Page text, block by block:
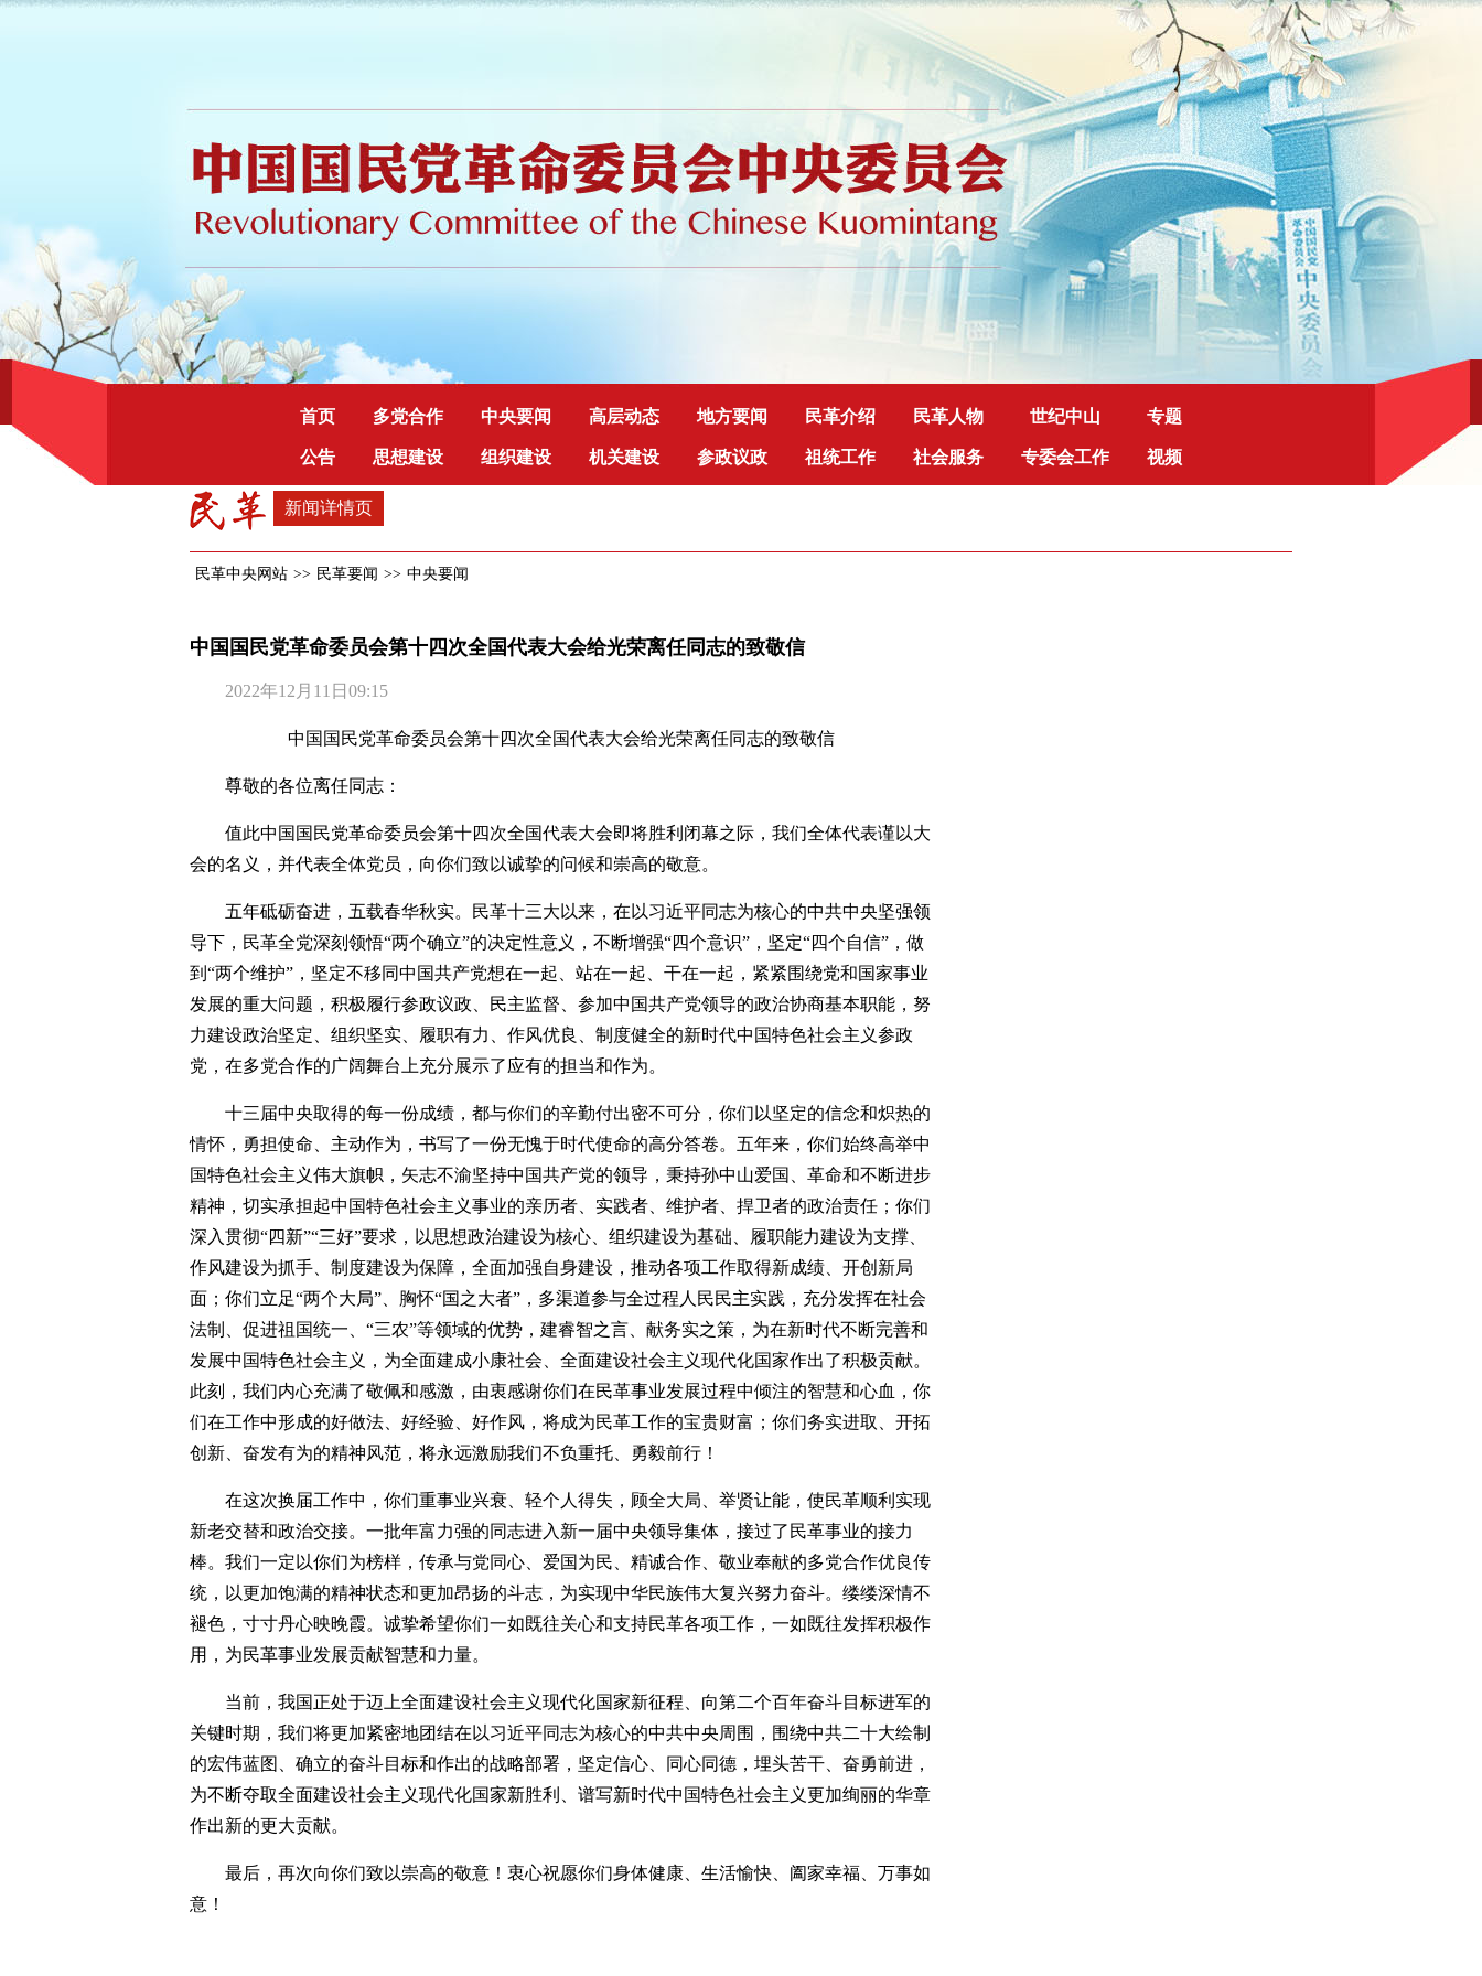
首页 多党合作 中央要闻 高层动态 地方要闻 民革介绍 民革人物 世纪中山 专题
公告 思想建设 组织建设 机关建设 参政议政 祖统工作 社会服务 专委会工作 视频
新闻详情页
民革中央网站 >> 民革要闻 >> 中央要闻
中国国民党革命委员会第十四次全国代表大会给光荣离任同志的致敬信
2022年12月11日09:15
中国国民党革命委员会第十四次全国代表大会给光荣离任同志的致敬信
尊敬的各位离任同志：
值此中国国民党革命委员会第十四次全国代表大会即将胜利闭幕之际，我们全体代表谨以大
会的名义，并代表全体党员，向你们致以诚挚的问候和崇高的敬意。
五年砥砺奋进，五载春华秋实。民革十三大以来，在以习近平同志为核心的中共中央坚强领
导下，民革全党深刻领悟“两个确立”的决定性意义，不断增强“四个意识”，坚定“四个自信”，做
到“两个维护”，坚定不移同中国共产党想在一起、站在一起、干在一起，紧紧围绕党和国家事业
发展的重大问题，积极履行参政议政、民主监督、参加中国共产党领导的政治协商基本职能，努
力建设政治坚定、组织坚实、履职有力、作风优良、制度健全的新时代中国特色社会主义参政
党，在多党合作的广阔舞台上充分展示了应有的担当和作为。
十三届中央取得的每一份成绩，都与你们的辛勤付出密不可分，你们以坚定的信念和炽热的
情怀，勇担使命、主动作为，书写了一份无愧于时代使命的高分答卷。五年来，你们始终高举中
国特色社会主义伟大旗帜，矢志不渝坚持中国共产党的领导，秉持孙中山爱国、革命和不断进步
精神，切实承担起中国特色社会主义事业的亲历者、实践者、维护者、捍卫者的政治责任；你们
深入贯彻“四新”“三好”要求，以思想政治建设为核心、组织建设为基础、履职能力建设为支撑、
作风建设为抓手、制度建设为保障，全面加强自身建设，推动各项工作取得新成绩、开创新局
面；你们立足“两个大局”、胸怀“国之大者”，多渠道参与全过程人民民主实践，充分发挥在社会
法制、促进祖国统一、“三农”等领域的优势，建睿智之言、献务实之策，为在新时代不断完善和
发展中国特色社会主义，为全面建成小康社会、全面建设社会主义现代化国家作出了积极贡献。
此刻，我们内心充满了敬佩和感激，由衷感谢你们在民革事业发展过程中倾注的智慧和心血，你
们在工作中形成的好做法、好经验、好作风，将成为民革工作的宝贵财富；你们务实进取、开拓
创新、奋发有为的精神风范，将永远激励我们不负重托、勇毅前行！
在这次换届工作中，你们重事业兴衰、轻个人得失，顾全大局、举贤让能，使民革顺利实现
新老交替和政治交接。一批年富力强的同志进入新一届中央领导集体，接过了民革事业的接力
棒。我们一定以你们为榜样，传承与党同心、爱国为民、精诚合作、敬业奉献的多党合作优良传
统，以更加饱满的精神状态和更加昂扬的斗志，为实现中华民族伟大复兴努力奋斗。缕缕深情不
褪色，寸寸丹心映晚霞。诚挚希望你们一如既往关心和支持民革各项工作，一如既往发挥积极作
用，为民革事业发展贡献智慧和力量。
当前，我国正处于迈上全面建设社会主义现代化国家新征程、向第二个百年奋斗目标进军的
关键时期，我们将更加紧密地团结在以习近平同志为核心的中共中央周围，围绕中共二十大绘制
的宏伟蓝图、确立的奋斗目标和作出的战略部署，坚定信心、同心同德，埋头苦干、奋勇前进，
为不断夺取全面建设社会主义现代化国家新胜利、谱写新时代中国特色社会主义更加绚丽的华章
作出新的更大贡献。
最后，再次向你们致以崇高的敬意！衷心祝愿你们身体健康、生活愉快、阖家幸福、万事如
意！